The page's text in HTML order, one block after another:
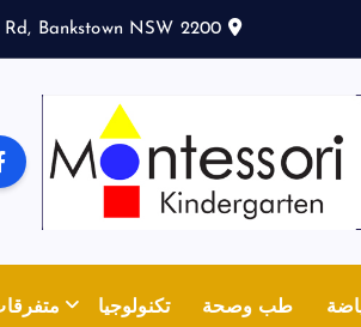
Rd, Bankstown NSW 2200
طب وصحة تكنولوجيا